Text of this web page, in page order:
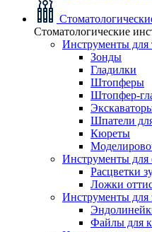
Стоматологические
Инструменты для
Зонды
Гладилки
Штопферы
Штопфер-
Шпатели
Кюреты
Инструменты для
Расцветки
Ложки
Инструменты для
Файлы для